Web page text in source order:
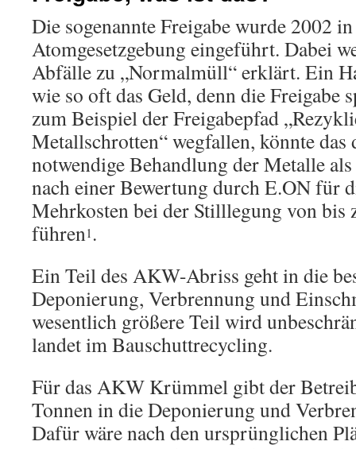
Die sogenannte Freigabe wurde 2002
Atomgesetzgebung eingeführt. Dabei
Abfälle zu „Normalmüll“ erklärt. Ein
wie so oft das Geld, denn die Freigabe
zum Beispiel der Freigabepfad
Metallschrotten“ wegfallen, könnte das
notwendige Behandlung der Metalle
nach einer Bewertung durch E.ON für
Mehrkosten bei der Stilllegung von
führen1 .
Ein Teil des AKW-Abriss geht in die
Deponierung, Verbrennung und
wesentlich größere Teil wird
landet im Bauschuttrecycling.
Für das AKW Krümmel gibt der
Tonnen in die Deponierung und
Dafür wäre nach den ursprünglichen